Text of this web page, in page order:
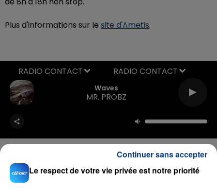
Plus d'informations sur le site d'Ametis.
Waves
MR. PROBZ
RADIO CONTACT
FIL D'ACTU
Le respect de votre vie privée est notre priorité
Continuer sans accepter